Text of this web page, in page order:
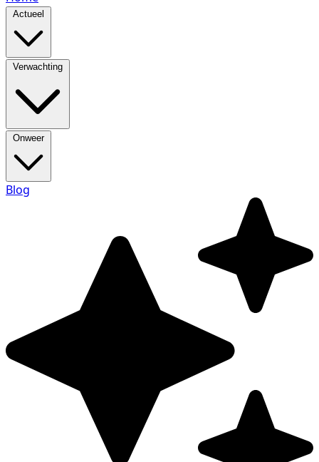
Actueel
Verwachting
Onweer
Blog